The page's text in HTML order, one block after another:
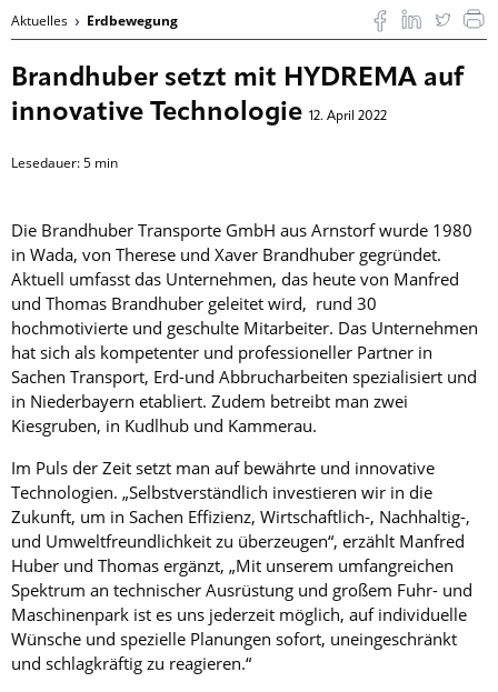
Aktuelles Erdbewegung
Brandhuber setzt mit HYDREMA auf
innovative Technologie 12. April 2022
Lesedauer:5 min
Die Brandhuber Transporte GmbH aus Arnstorf wurde 1980
in Wada, von Therese und Xaver Brandhuber gegründet.
Aktuell umfasst das Unternehmen, das heute von Manfred
und Thomas Brandhuber geleitet wird, rund 30
hochmotivierte und geschulte Mitarbeiter. Das Unternehmen
hat sich als kompetenter und professioneller Partner in
Sachen Transport, Erd-und Abbrucharbeiten spezialisiert und
in Niederbayern etabliert. Zudem betreibt man zwei
Kiesgruben, in Kudlhub und Kammerau.
Im Puls der Zeit setzt man auf bewährte und innovative
Technologien. „Selbstverständlich investieren wir in die
Zukunft, um in Sachen Effizienz, Wirtschaftlich-, Nachhaltig-,
und Umweltfreundlichkeit zu überzeugen“, erzählt Manfred
Huber und Thomas ergänzt, „Mit unserem umfangreichen
Spektrum an technischer Ausrüstung und großem Fuhr- und
Maschinenpark ist es uns jederzeit möglich, auf individuelle
Wünsche und spezielle Planungen sofort, uneingeschränkt
und schlagkräftig zu reagieren.“